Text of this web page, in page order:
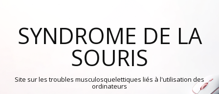
SYNDROME DE LA
SOURIS
Site sur les troubles musculosquelettiques liés à l'utilisation des
ordinateurs